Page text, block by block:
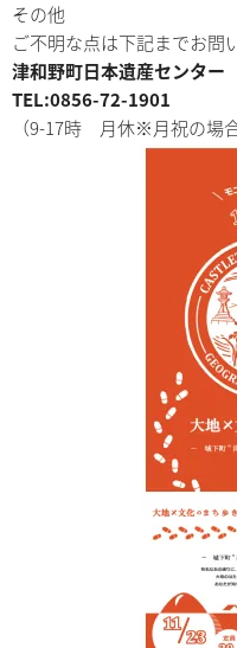
その他
ご不明な点は下記までお
津和野町日本遺産センター
TEL:0856-72-1901
（9-17時 月休※月祝の場